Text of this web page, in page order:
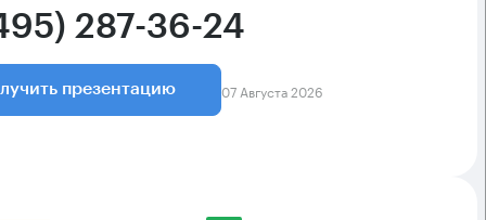
287-36-24
презентацию 07 Августа 2026